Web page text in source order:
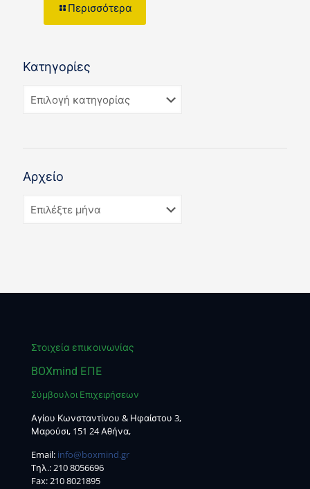
Περισσότερα
Κατηγορίες
Αρχείο
Στοιχεία επικοινωνίας
BOXmind ΕΠΕ
Σύμβουλοι Επιχειρήσεων
Αγίου Κωνσταντίνου & Ηφαίστου 3,
Μαρούσι, 151 24 Αθήνα,
Email: info@boxmind.gr
Tηλ.:210 8056696
Fax: 210 8021895